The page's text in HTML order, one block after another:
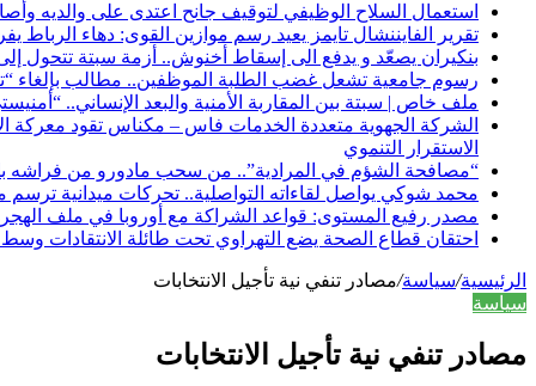
استعمال السلاح الوظيفي لتوقيف جانح اعتدى على والديه
تقرير الفايننشال تايمز يعيد رسم موازين القوى: دهاء الرباط
بنكيران يصعّد و يدفع الى إسقاط أخنوش.. أزمة سبتة تتحول
رسوم جامعية تشعل غضب الطلبة الموظفين.. مطالب بإلغاء
ملف خاص | سبتة بين المقاربة الأمنية والبعد الإنساني..
الاستقرار التنموي
“مصافحة الشؤم في المرادية”.. من سحب مادورو من فراشه
محمد شوكي يواصل لقاءاته التواصلية.. تحركات ميدانية ترسم ملامح
مصدر رفيع المستوى: قواعد الشراكة مع أوروبا في ملف الهجرة
احتقان قطاع الصحة يضع التهراوي تحت طائلة الانتقادات
الرئيسية/سياسة/مصادر تنفي نية تأجيل الانتخابات
سياسة
مصادر تنفي نية تأجيل الانتخابات